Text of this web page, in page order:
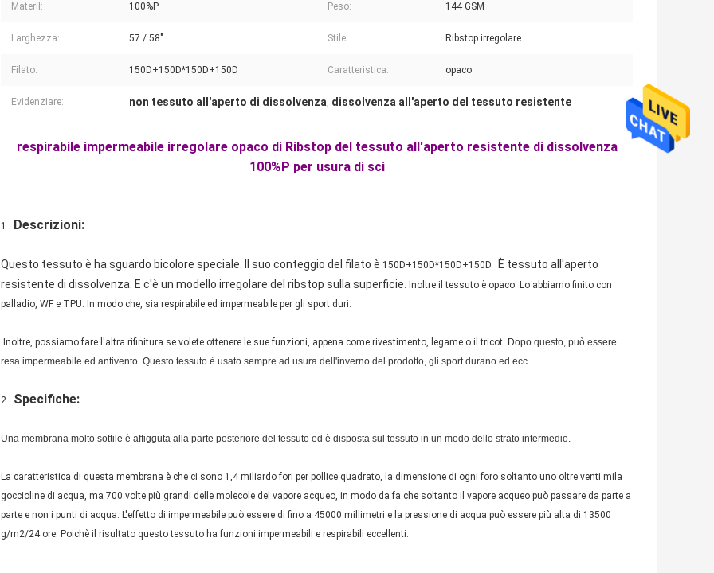
Materil: 100%P Peso: 144 GSM
Larghezza: 57 / 58" Stile: Ribstop irregolare
Filato: 150D+150D*150D+150D Caratteristica: opaco
Evidenziare: non tessuto all'aperto di dissolvenza, dissolvenza all'aperto del tessuto resistente
respirabile impermeabile irregolare opaco di Ribstop del tessuto all'aperto resistente di dissolvenza
100%P per usura di sci
1 . Descrizioni:
Questo tessuto è ha sguardo bicolore speciale. Il suo conteggio del filato è 150D+150D*150D+150D.
È tessuto all'aperto
resistente di dissolvenza. E c'è un modello irregolare del ribstop sulla superficie. Inoltre il tessuto è opaco. Lo abbiamo finito con
palladio, WF e TPU. In modo che, sia respirabile ed impermeabile per gli sport duri.
Inoltre, possiamo fare l'altra rifinitura se volete ottenere le sue funzioni, appena come rivestimento, legame o il tricot. Dopo questo, può essere
resa impermeabile ed antivento. Questo tessuto è usato sempre ad usura dell'inverno del prodotto, gli sport durano ed ecc.
2 . Specifiche:
Una membrana molto sottile è affigguta alla parte posteriore del tessuto ed è disposta sul tessuto in un modo dello strato intermedio.
La caratteristica di questa membrana è che ci sono 1,4 miliardo fori per pollice quadrato, la dimensione di ogni foro soltanto uno oltre venti mila
goccioline di acqua, ma 700 volte più grandi delle molecole del vapore acqueo, in modo da fa che soltanto il vapore acqueo può passare da parte a
parte e non i punti di acqua. L'effetto di impermeabile può essere di fino a 45000 millimetri e la pressione di acqua può essere più alta di 13500
g/m2/24 ore. Poichè il risultato questo tessuto ha funzioni impermeabili e respirabili eccellenti.